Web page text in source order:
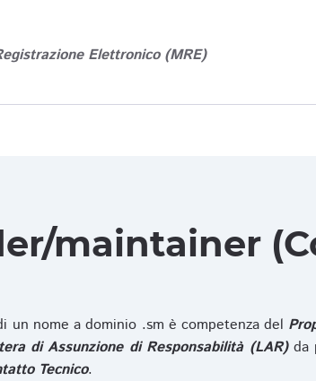
Elettronico (MRE)
maintainer
un nome a dominio .sm è competenza del
di Assunzione di Responsabilità (LAR)da
Tecnico.